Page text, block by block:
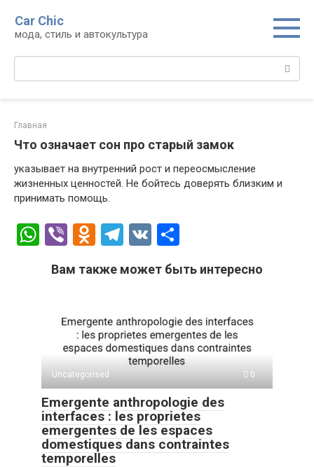
контенту
Car Chic
мода, стиль и автокультура
Поиск:
Главная
Что означает сон про старый замок
указывает на внутренний рост и переосмысление
жизненных ценностей. Не бойтесь доверять близким и
принимать помощь.
W
at
p
Vi
er
O
n
kl
a
ss
ni
ki
T
e
a
m
V
п
а
в
и
ть
Вам также может быть интересно
Uncategorised 0
Emergente anthropologie des
interfaces : les proprietes
emergentes de les espaces
domestiques dans contraintes
temporelles